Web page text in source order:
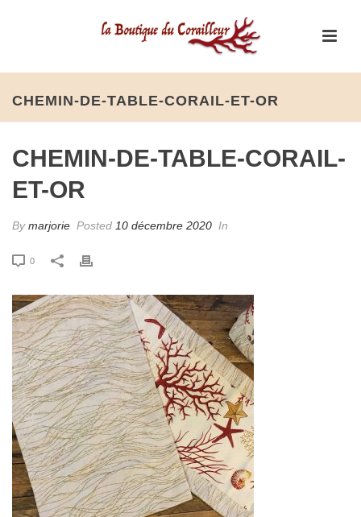
CHEMIN-DE-TABLE-CORAIL-ET-OR
CHEMIN-DE-TABLE-CORAIL-
ET-OR
Bymarjorie Posted 10 décembre 2020 In
0